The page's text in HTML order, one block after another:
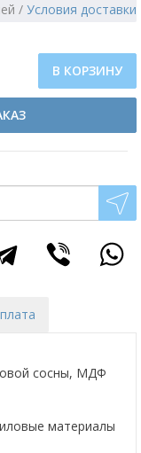
/ Условия доставки
В КОРЗИНУ
сосны, МДФ
материалы